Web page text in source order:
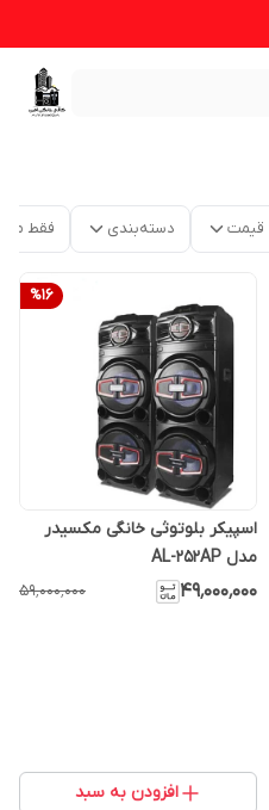
قیمت دسته‌بندی فقط
%16
اسپیکر بلوتوثی خانگی مکسیدر
مدل AL-252AP
۴۹٬۰۰۰٬۰۰۰ ۵۹٬۰۰۰٬۰۰۰
افزودن به سبد